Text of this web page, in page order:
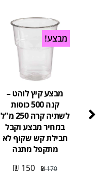
מבצע!
מבצע קיץ לוהט –
קנה 500 כוסות
לשתיה קרה 250 מ"ל
במחיר מבצע וקבל
חבילת קש שקוף לא
מתקפל מתנה
170
₪
150
₪